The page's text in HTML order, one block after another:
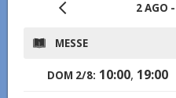
2 AGO
MESSE
DOM 2/8: 10:00, 19:00